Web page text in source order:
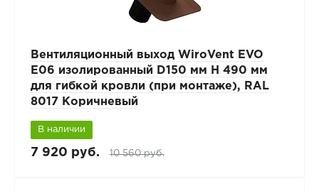
Вентиляционный выход WiroVent EVO
E06 изолированный D150 мм Н 490 мм
для гибкой кровли (при монтаже), RAL
8017 Коричневый
В наличии
7 920 руб. 10 560 руб.